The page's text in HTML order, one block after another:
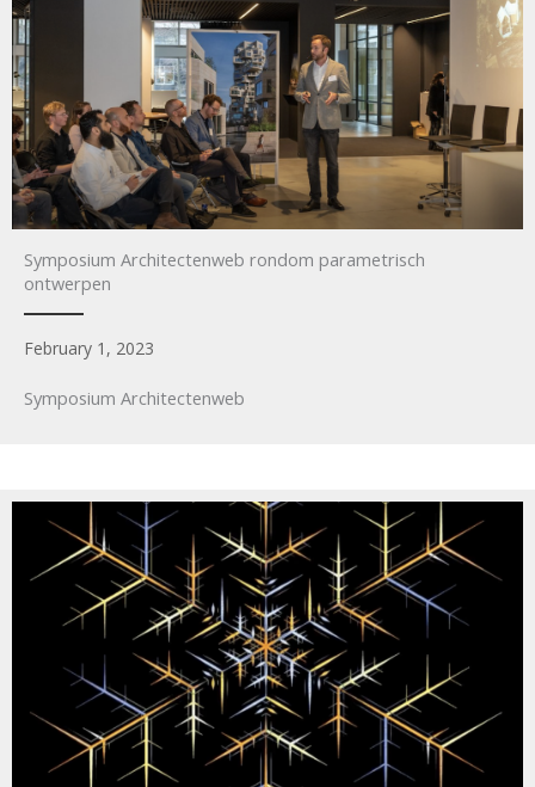
Symposium Architectenweb rondom parametrisch
ontwerpen
February 1, 2023
Symposium Architectenweb